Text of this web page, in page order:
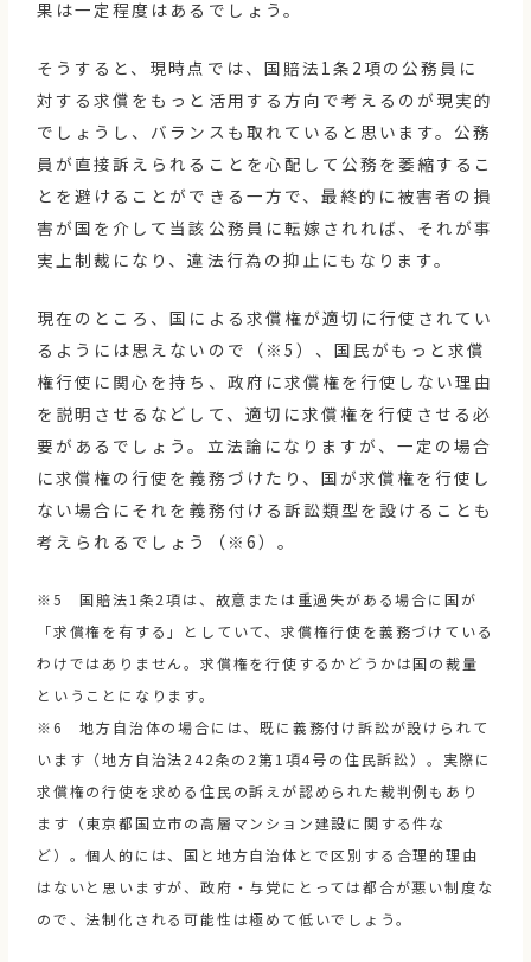
果は一定程度はあるでしょう。
そうすると、現時点では、国賠法1条2項の公務員に
対する求償をもっと活用する方向で考えるのが現実的
でしょうし、バランスも取れていると思います。公務
員が直接訴えられることを心配して公務を萎縮するこ
とを避けることができる一方で、最終的に被害者の損
害が国を介して当該公務員に転嫁されれば、それが事
実上制裁になり、違法行為の抑止にもなります。
現在のところ、国による求償権が適切に行使されてい
るようには思えないので（※5）、国民がもっと求償
権行使に関心を持ち、政府に求償権を行使しない理由
を説明させるなどして、適切に求償権を行使させる必
要があるでしょう。立法論になりますが、一定の場合
に求償権の行使を義務づけたり、国が求償権を行使し
ない場合にそれを義務付ける訴訟類型を設けることも
考えられるでしょう（※6）。
※5 国賠法1条2項は、故意または重過失がある場合に国が
「求償権を有する」としていて、求償権行使を義務づけている
わけではありません。求償権を行使するかどうかは国の裁量
ということになります。
※6 地方自治体の場合には、既に義務付け訴訟が設けられて
います（地方自治法242条の2第1項4号の住民訴訟）。実際に
求償権の行使を求める住民の訴えが認められた裁判例もあり
ます（東京都国立市の高層マンション建設に関する件な
ど）。個人的には、国と地方自治体とで区別する合理的理由
はないと思いますが、政府・与党にとっては都合が悪い制度な
ので、法制化される可能性は極めて低いでしょう。